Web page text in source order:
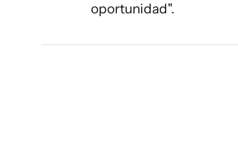
oportunidad".